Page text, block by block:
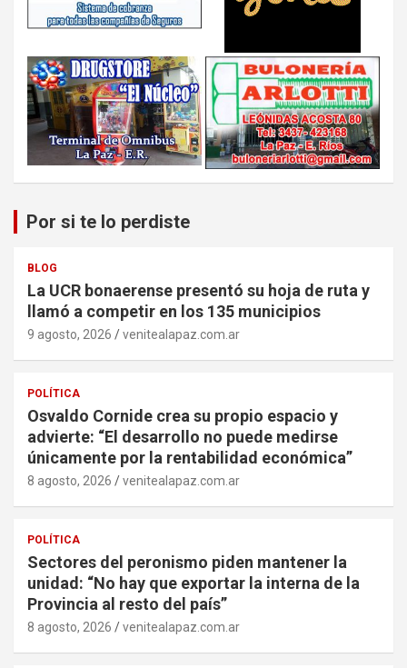
Por si te lo perdiste
BLOG
La UCR bonaerense presentó su hoja de ruta y
llamó a competir en los 135 municipios
9 agosto, 2026 venitealapaz.com.ar
POLÍTICA
Osvaldo Cornide crea su propio espacio y
advierte: “El desarrollo no puede medirse
únicamente por la rentabilidad económica”
8 agosto, 2026 venitealapaz.com.ar
POLÍTICA
Sectores del peronismo piden mantener la
unidad: “No hay que exportar la interna de la
Provincia al resto del país”
8 agosto, 2026 venitealapaz.com.ar